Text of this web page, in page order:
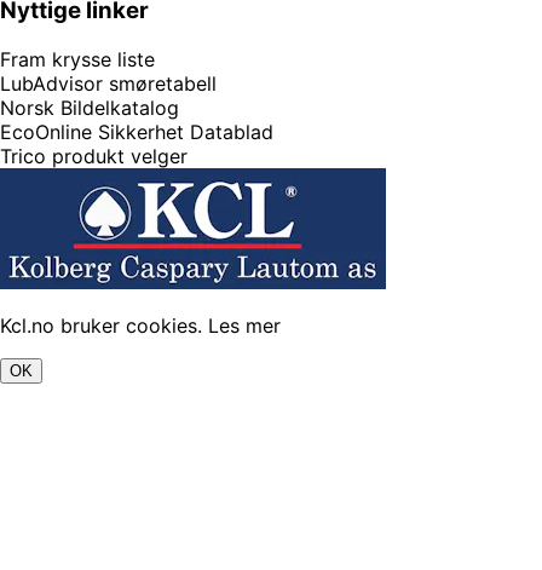
Nyttige linker
Fram krysse liste
LubAdvisor smøretabell
Norsk Bildelkatalog
EcoOnline Sikkerhet Datablad
Trico produkt velger
Kcl.no bruker cookies. Les mer
OK